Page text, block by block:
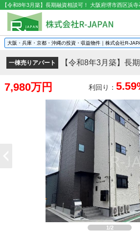
大阪・兵庫・京都・沖縄の投資・収益物件｜株式会社R-
一棟売りアパート 【令和8年3月築】長
7,980万円 利回り：
1/2